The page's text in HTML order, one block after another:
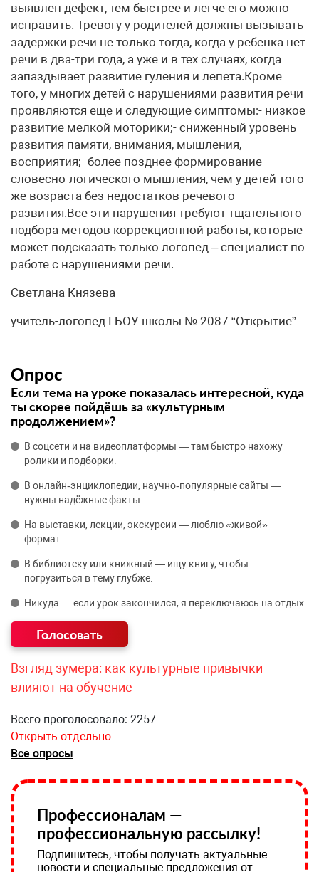
выявлен дефект, тем быстрее и легче его можно
исправить. Тревогу у родителей должны вызывать
задержки речи не только тогда, когда у ребенка нет
речи в два-три года, а уже и в тех случаях, когда
запаздывает развитие гуления и лепета.Кроме
того, у многих детей с нарушениями развития речи
проявляются еще и следующие симптомы:- низкое
развитие мелкой моторики;- сниженный уровень
развития памяти, внимания, мышления,
восприятия;- более позднее формирование
словесно-логического мышления, чем у детей того
же возраста без недостатков речевого
развития.Все эти нарушения требуют тщательного
подбора методов коррекционной работы, которые
может подсказать только логопед – специалист по
работе с нарушениями речи.
Светлана Князева
учитель-логопед ГБОУ школы № 2087 “Открытие”
Опрос
Если тема на уроке показалась интересной, куда
ты скорее пойдёшь за «культурным
продолжением»?
В соцсети и на видеоплатформы — там быстро нахожу
ролики и подборки.
В онлайн‑энциклопедии, научно‑популярные сайты —
нужны надёжные факты.
На выставки, лекции, экскурсии — люблю «живой»
формат.
В библиотеку или книжный — ищу книгу, чтобы
погрузиться в тему глубже.
Никуда — если урок закончился, я переключаюсь на отдых.
Взгляд зумера: как культурные привычки
влияют на обучение
Всего проголосовало: 2257
Открыть отдельно
Все опросы
Профессионалам —
профессиональную рассылку!
Подпишитесь, чтобы получать актуальные
новости и специальные предложения от